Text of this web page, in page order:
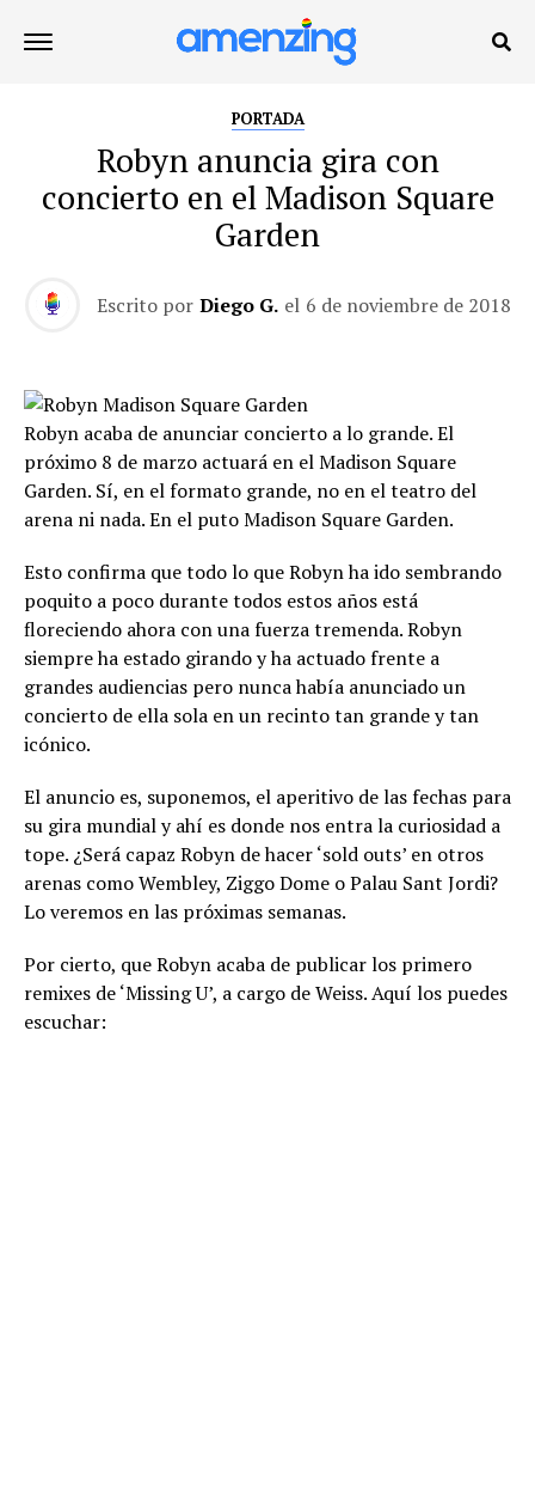
PORTADA
Robyn anuncia gira con
concierto en el Madison Square
Garden
Escrito por Diego G. el 6 de noviembre de 2018
Robyn acaba de anunciar concierto a lo grande. El
próximo 8 de marzo actuará en el Madison Square
Garden. Sí, en el formato grande, no en el teatro del
arena ni nada. En el puto Madison Square Garden.
Esto confirma que todo lo que Robyn ha ido sembrando
poquito a poco durante todos estos años está
floreciendo ahora con una fuerza tremenda. Robyn
siempre ha estado girando y ha actuado frente a
grandes audiencias pero nunca había anunciado un
concierto de ella sola en un recinto tan grande y tan
icónico.
El anuncio es, suponemos, el aperitivo de las fechas para
su gira mundial y ahí es donde nos entra la curiosidad a
tope. ¿Será capaz Robyn de hacer ‘sold outs’ en otros
arenas como Wembley, Ziggo Dome o Palau Sant Jordi?
Lo veremos en las próximas semanas.
Por cierto, que Robyn acaba de publicar los primero
remixes de ‘Missing U’, a cargo de Weiss. Aquí los puedes
escuchar: